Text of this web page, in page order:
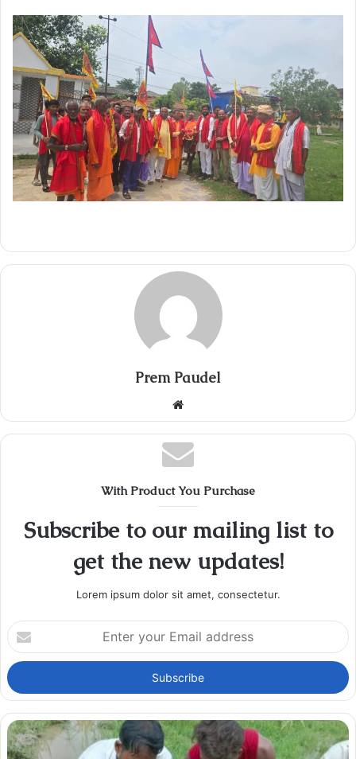
Prem Paudel
Website
With Product You Purchase
Subscribe to our mailing list to
get the new updates!
Lorem ipsum dolor sit amet, consectetur.
Enter
your
Email
address